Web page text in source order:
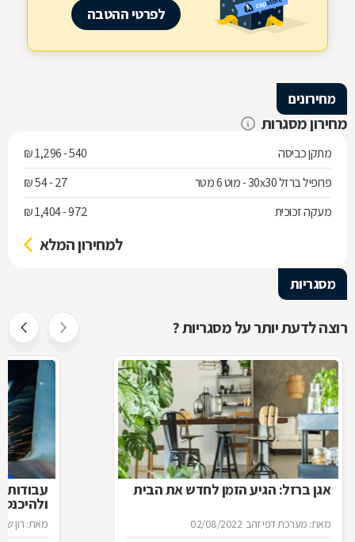
לפרטי ההטבה
מחירונים
מחירון מסגרות
מתקן כביסה
540 - 1,296 ₪
פרופיל ברזל 30x30 - מוט 6 מטר
27 - 54 ₪
מעקה זכוכית
972 - 1,404 ₪
למחירון המלא
מסגריות
רוצה לדעת יותר על מסגריות ?
אגן ברזל: הגיע הזמן לחדש את הבית
מאת: מערכת דפי זהב 02/08/2022
עבודות
מאת: רון